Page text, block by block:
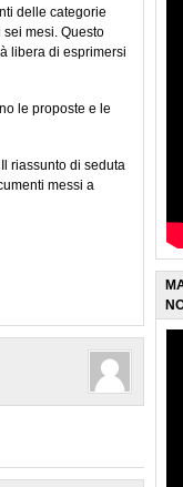
delle categorie
mesi. Questo
libera di esprimersi
le proposte e le
riassunto di seduta
messi a